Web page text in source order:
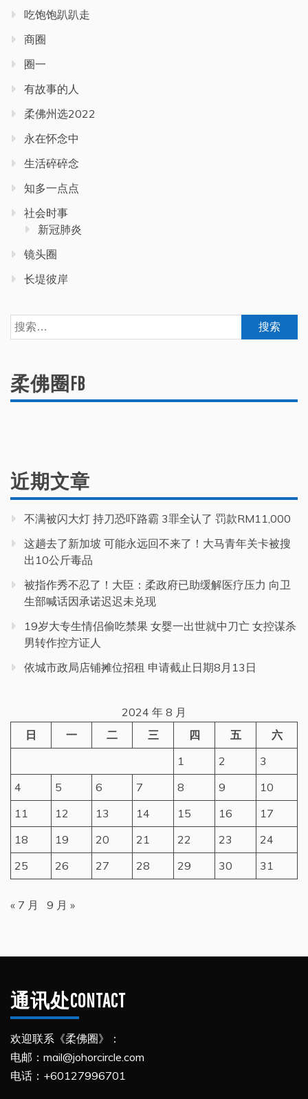
吃饱饱趴趴走
商圈
圈一
有故事的人
柔佛州选2022
永在怀念中
生活碎碎念
知多一点点
社会时事
新冠肺炎
镜头圈
长堤彼岸
搜
索：
柔佛圈FB
近期文章
不满被闪大灯 持刀恐吓路霸 3罪全认了 罚款RM11,000
这趟去了新加坡 可能永远回不来了！大马青年关卡被搜
出10公斤毒品
被指作秀不忍了！大臣：柔政府已助缓解医疗压力 向卫
生部喊话因承诺迟迟未兑现
19岁大专生情侣偷吃禁果 女婴一出世就中刀亡 女控谋杀
男转作控方证人
依城市政局店铺摊位招租 申请截止日期8月13日
2024 年 8 月
日
一 二 三 四 五
六
1
2
3
4
5 6 7 8 9
10
11
12 13 14 15 16
17
18
19 20 21 22 23
24
25
26 27 28 29 30 31
« 7 月 9 月 »
通讯处CONTACT
欢迎联系《柔佛圈》：
电邮：mail@johorcircle.com
电话：+60127996701